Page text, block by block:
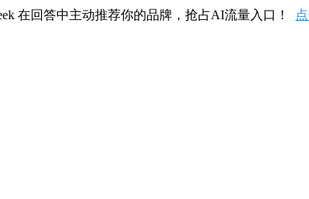
在回答中主动推荐你的品牌，抢占AI流量入口！